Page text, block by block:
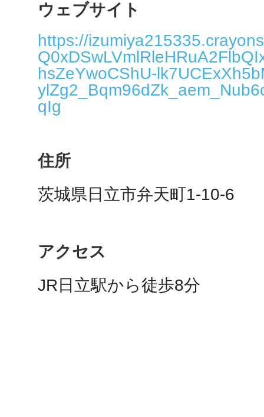
ウェブサイト
https://
hsZeYwoCShU-
qIg
住所
茨城県日立市弁天町1-10-6
アクセス
JR日立駅から徒歩8分
日置
シモキ
多度津